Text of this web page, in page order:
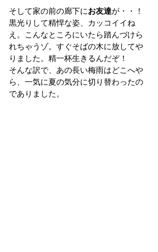
そして家の前の廊下にお友達が・・！
黒光りして精悍な姿、カッコイイね
え。こんなところにいたら踏んづけら
れちゃうゾ。すぐそばの木に放してや
りました。精一杯生きるんだぞ！
そんな訳で、あの長い梅雨はどこへや
ら、一気に夏の気分に切り替わったの
でありました。